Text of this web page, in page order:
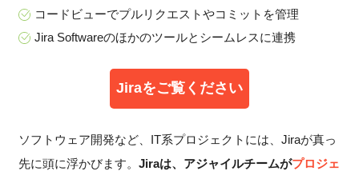
コードビューでプルリクエストやコミットを管理
Jira Softwareのほかのツールとシームレスに連携
Jiraをご覧ください
ソフトウェア開発など、IT系プロジェクトには、Jiraが真っ
先に頭に浮かびます。 Jiraは、アジャイルチームがプロジェ